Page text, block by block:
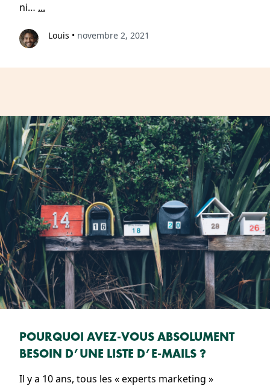
ni… ...
Louis • novembre 2, 2021
POURQUOI AVEZ-VOUS ABSOLUMENT
BESOIN D’UNE LISTE D’E-MAILS ?
Il y a 10 ans, tous les « experts marketing »